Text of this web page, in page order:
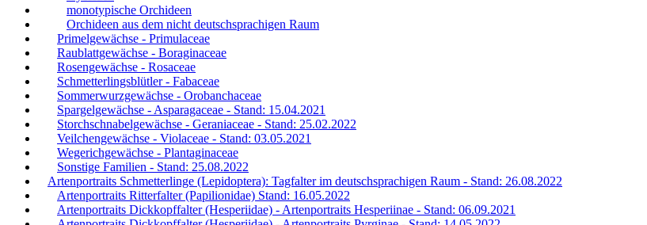
monotypische Orchideen
Orchideen aus dem nicht deutschsprachigen Raum
Primelgewächse - Primulaceae
Raublattgewächse - Boraginaceae
Rosengewächse - Rosaceae
Schmetterlingsblütler - Fabaceae
Sommerwurzgewächse - Orobanchaceae
Spargelgewächse - Asparagaceae - Stand: 15.04.2021
Storchschnabelgewächse - Geraniaceae - Stand: 25.02.2022
Veilchengewächse - Violaceae - Stand: 03.05.2021
Wegerichgewächse - Plantaginaceae
Sonstige Familien - Stand: 25.08.2022
Artenportraits Schmetterlinge (Lepidoptera): Tagfalter im deutschsprachigen Raum - Stand: 26.08.2022
Artenportraits Ritterfalter (Papilionidae) Stand: 16.05.2022
Artenportraits Dickkopffalter (Hesperiidae) - Artenportraits Hesperiinae - Stand: 06.09.2021